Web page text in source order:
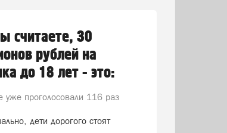
считаете, 30
рублей на
до 18 лет - это:
уже проголосовали 116 раз
дети дорогого стоят